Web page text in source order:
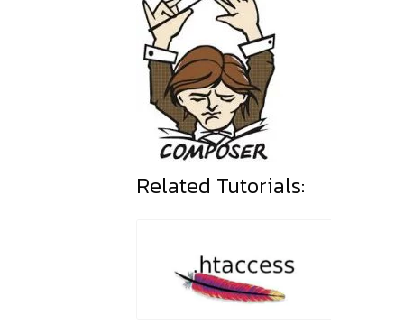
Related Tutorials: